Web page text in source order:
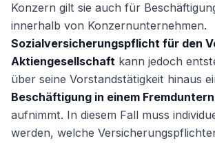
Konzern gilt sie auch für
innerhalb von Konzernunternehmen.
Sozialversicherungspflicht für den
Aktiengesellschaft kann jedoch
über seine Vorstandstätigkeit hinaus
Beschäftigung in einem
aufnimmt. In diesem Fall muss
werden, welche